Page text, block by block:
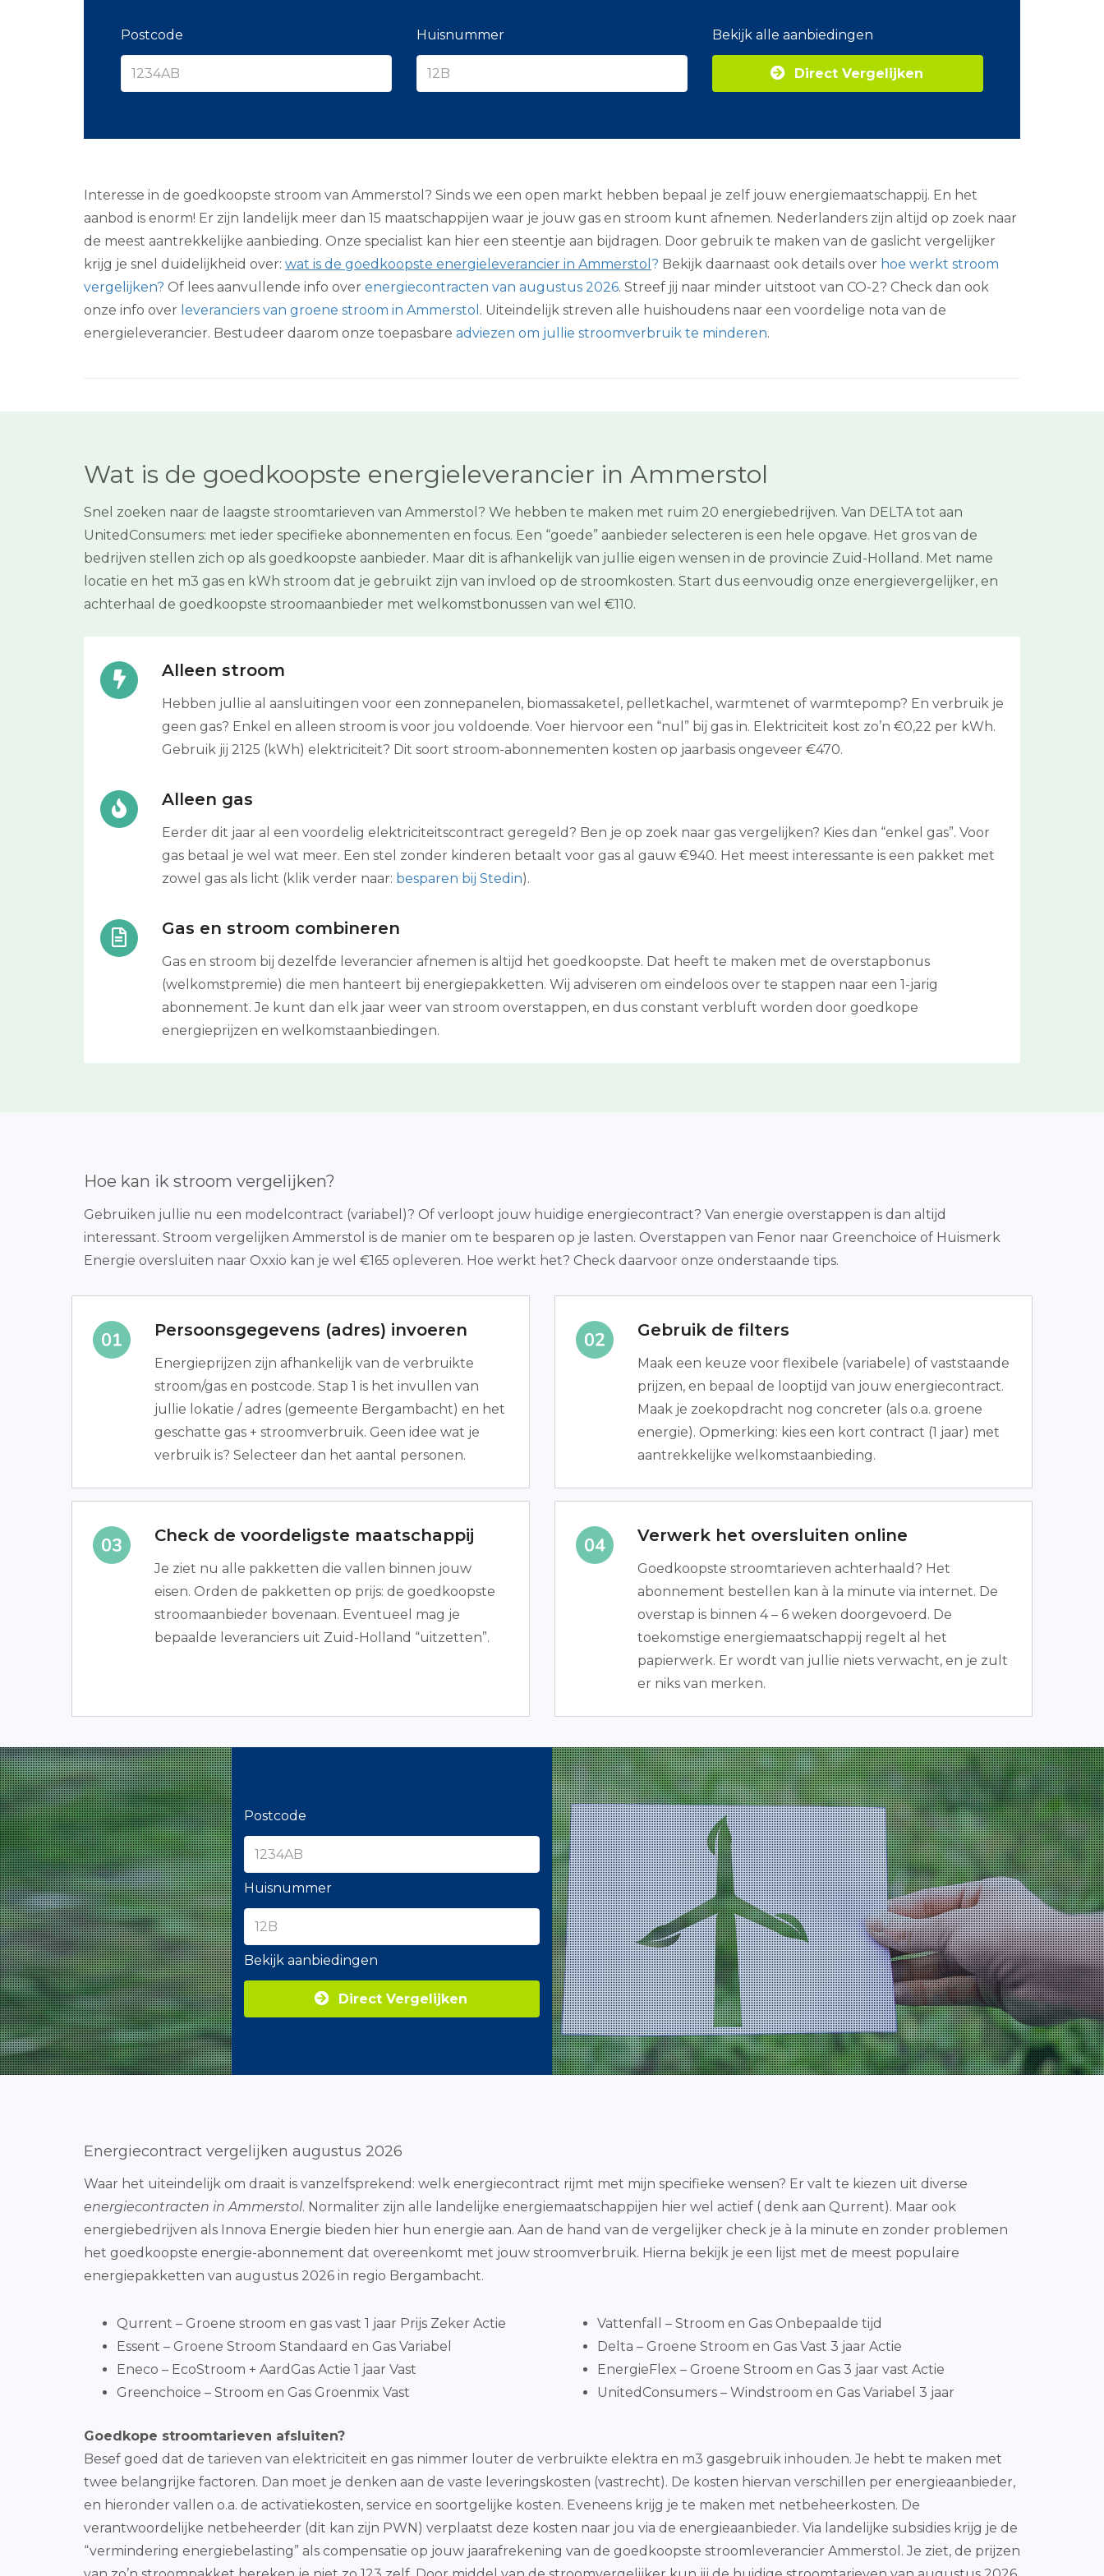
a
e
m
Z
j
n
e
g
i
Postcode Huisnummer Bekijk alle aanbiedingen
Direct Vergelijken
Interesse in de goedkoopste stroom van Ammerstol? Sinds we een open markt hebben bepaal je zelf jouw energiemaatschappij. En het
aanbod is enorm! Er zijn landelijk meer dan 15 maatschappijen waar je jouw gas en stroom kunt afnemen. Nederlanders zijn altijd op zoek naar
de meest aantrekkelijke aanbieding. Onze specialist kan hier een steentje aan bijdragen. Door gebruik te maken van de gaslicht vergelijker
krijg je snel duidelijkheid over: wat is de goedkoopste energieleverancier in Ammerstol ? Bekijk daarnaast ook details over hoe werkt stroom
vergelijken? Of lees aanvullende info over energiecontracten van augustus 2026. Streef jij naar minder uitstoot van CO-2? Check dan ook
onze info over leveranciers van groene stroom in Ammerstol . Uiteindelijk streven alle huishoudens naar een voordelige nota van de
energieleverancier. Bestudeer daarom onze toepasbare adviezen om jullie stroomverbruik te minderen.
Wat is de goedkoopste energieleverancier in Ammerstol
Snel zoeken naar de laagste stroomtarieven van Ammerstol? We hebben te maken met ruim 20 energiebedrijven. Van DELTA tot aan
UnitedConsumers: met ieder specifieke abonnementen en focus. Een “goede” aanbieder selecteren is een hele opgave. Het gros van de
bedrijven stellen zich op als goedkoopste aanbieder. Maar dit is afhankelijk van jullie eigen wensen in de provincie Zuid-Holland. Met name
locatie en het m3 gas en kWh stroom dat je gebruikt zijn van invloed op de stroomkosten. Start dus eenvoudig onze energievergelijker, en
achterhaal de goedkoopste stroomaanbieder met welkomstbonussen van wel €110.
Alleen stroom
Hebben jullie al aansluitingen voor een zonnepanelen, biomassaketel, pelletkachel, warmtenet of warmtepomp? En verbruik je
geen gas? Enkel en alleen stroom is voor jou voldoende. Voer hiervoor een “nul” bij gas in. Elektriciteit kost zo’n €0,22 per kWh.
Gebruik jij 2125 (kWh) elektriciteit? Dit soort stroom-abonnementen kosten op jaarbasis ongeveer €470.
Alleen gas
Eerder dit jaar al een voordelig elektriciteitscontract geregeld? Ben je op zoek naar gas vergelijken? Kies dan “enkel gas”. Voor
gas betaal je wel wat meer. Een stel zonder kinderen betaalt voor gas al gauw €940. Het meest interessante is een pakket met
zowel gas als licht (klik verder naar: besparen bij Stedin).
Gas en stroom combineren
Gas en stroom bij dezelfde leverancier afnemen is altijd het goedkoopste. Dat heeft te maken met de overstapbonus
(welkomstpremie) die men hanteert bij energiepakketten. Wij adviseren om eindeloos over te stappen naar een 1-jarig
abonnement. Je kunt dan elk jaar weer van stroom overstappen, en dus constant verbluft worden door goedkope
energieprijzen en welkomstaanbiedingen.
Hoe kan ik stroom vergelijken?
Gebruiken jullie nu een modelcontract (variabel)? Of verloopt jouw huidige energiecontract? Van energie overstappen is dan altijd
interessant. Stroom vergelijken Ammerstol is de manier om te besparen op je lasten. Overstappen van Fenor naar Greenchoice of Huismerk
Energie oversluiten naar Oxxio kan je wel €165 opleveren. Hoe werkt het? Check daarvoor onze onderstaande tips.
Persoonsgegevens (adres) invoeren
Energieprijzen zijn afhankelijk van de verbruikte
stroom/gas en postcode. Stap 1 is het invullen van
jullie lokatie / adres (gemeente Bergambacht) en het
geschatte gas + stroomverbruik. Geen idee wat je
verbruik is? Selecteer dan het aantal personen.
Gebruik de filters
Maak een keuze voor flexibele (variabele) of vaststaande
prijzen, en bepaal de looptijd van jouw energiecontract.
Maak je zoekopdracht nog concreter (als o.a. groene
energie). Opmerking: kies een kort contract (1 jaar) met
aantrekkelijke welkomstaanbieding.
Check de voordeligste maatschappij
Je ziet nu alle pakketten die vallen binnen jouw
eisen. Orden de pakketten op prijs: de goedkoopste
stroomaanbieder bovenaan. Eventueel mag je
bepaalde leveranciers uit Zuid-Holland “uitzetten”.
Verwerk het oversluiten online
Goedkoopste stroomtarieven achterhaald? Het
abonnement bestellen kan à la minute via internet. De
overstap is binnen 4 – 6 weken doorgevoerd. De
toekomstige energiemaatschappij regelt al het
papierwerk. Er wordt van jullie niets verwacht, en je zult
er niks van merken.
Postcode
Huisnummer
Bekijk aanbiedingen
Direct Vergelijken
Energiecontract vergelijken augustus 2026
Waar het uiteindelijk om draait is vanzelfsprekend: welk energiecontract rijmt met mijn specifieke wensen? Er valt te kiezen uit diverse
energiecontracten in Ammerstol. Normaliter zijn alle landelijke energiemaatschappijen hier wel actief ( denk aan Qurrent). Maar ook
energiebedrijven als Innova Energie bieden hier hun energie aan. Aan de hand van de vergelijker check je à la minute en zonder problemen
het goedkoopste energie-abonnement dat overeenkomt met jouw stroomverbruik. Hierna bekijk je een lijst met de meest populaire
energiepakketten van augustus 2026 in regio Bergambacht.
Qurrent – Groene stroom en gas vast 1 jaar Prijs Zeker Actie
Essent – Groene Stroom Standaard en Gas Variabel
Eneco – EcoStroom + AardGas Actie 1 jaar Vast
Greenchoice – Stroom en Gas Groenmix Vast
Vattenfall – Stroom en Gas Onbepaalde tijd
Delta – Groene Stroom en Gas Vast 3 jaar Actie
EnergieFlex – Groene Stroom en Gas 3 jaar vast Actie
UnitedConsumers – Windstroom en Gas Variabel 3 jaar
Goedkope stroomtarieven afsluiten?
Besef goed dat de tarieven van elektriciteit en gas nimmer louter de verbruikte elektra en m3 gasgebruik inhouden. Je hebt te maken met
twee belangrijke factoren. Dan moet je denken aan de vaste leveringskosten (vastrecht). De kosten hiervan verschillen per energieaanbieder,
en hieronder vallen o.a. de activatiekosten, service en soortgelijke kosten. Eveneens krijg je te maken met netbeheerkosten. De
verantwoordelijke netbeheerder (dit kan zijn PWN) verplaatst deze kosten naar jou via de energieaanbieder. Via landelijke subsidies krijg je de
“vermindering energiebelasting” als compensatie op jouw jaarafrekening van de goedkoopste stroomleverancier Ammerstol. Je ziet, de prijzen